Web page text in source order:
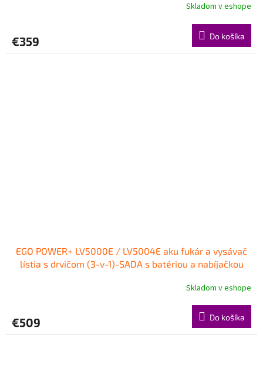
Skladom v eshope
€359 Do košíka
EGO POWER+ LV5000E / LV5004E aku fukár a vysávač
lístia s drvičom (3-v-1)-SADA s batériou a nabíjačkou
Skladom v eshope
€509 Do košíka